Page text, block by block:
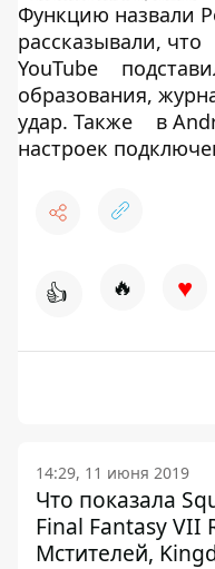
Функцию назвали
рассказывали, что
YouTube
образования,
удар. Также
в
настроек
👍 🔥 ♥
14:29, 11 июня 2019
Что показала
Final Fantasy VII
Мстителей,